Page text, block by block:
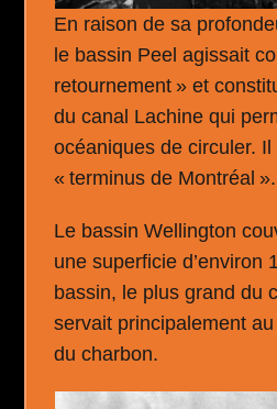
En raison de sa
le bassin Peel agissait
retournement » et
du canal Lachine qui
océaniques de circuler.
« terminus de Montréal ».
Le bassin Wellington
une superficie d’environ
bassin, le plus grand du
servait principalement
du charbon.